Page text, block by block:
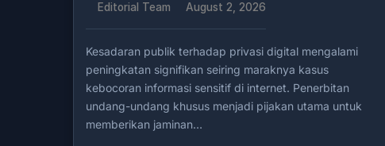
Editorial Team August 2, 2026
Kesadaran publik terhadap privasi digital mengalami
peningkatan signifikan seiring maraknya kasus
kebocoran informasi sensitif di internet. Penerbitan
undang-undang khusus menjadi pijakan utama untuk
memberikan jaminan…